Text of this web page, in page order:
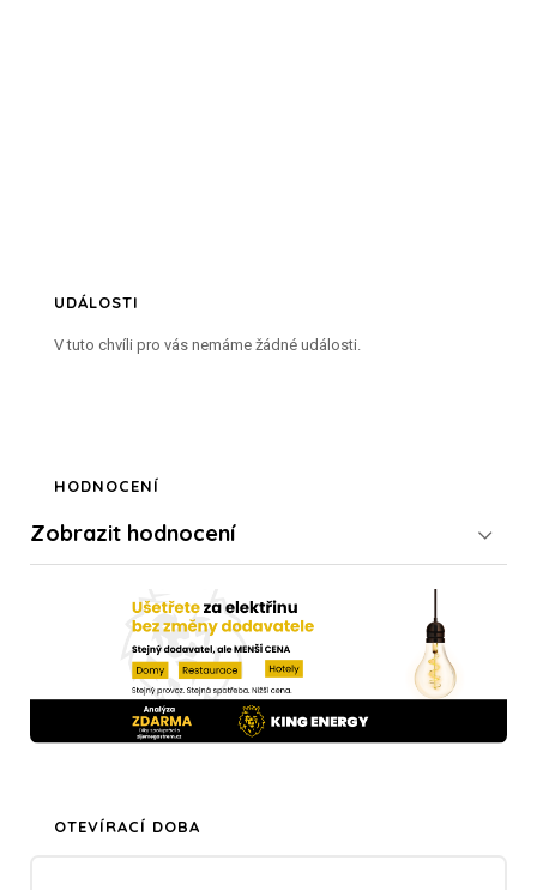
UDÁLOSTI
V tuto chvíli pro vás nemáme žádné události.
HODNOCENÍ
Zobrazit hodnocení
OTEVÍRACÍ DOBA